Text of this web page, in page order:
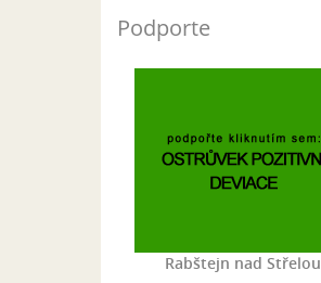
Podporte
Rabštejn nad Střelou